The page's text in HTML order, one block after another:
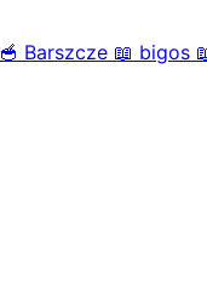
🥣 Barszcze 📖 bigos